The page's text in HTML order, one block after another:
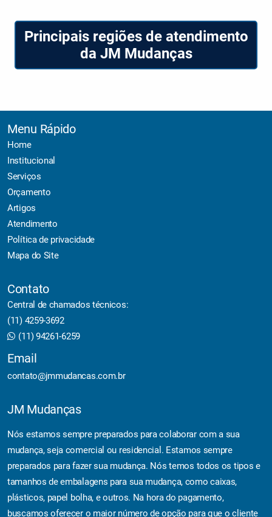
Principais regiões de atendimento
da JM Mudanças
Menu Rápido
Home
Institucional
Serviços
Orçamento
Artigos
Atendimento
Política de privacidade
Mapa do Site
Contato
Central de chamados técnicos:
(11) 4259-3692
(11) 94261-6259
Email
contato@jmmudancas.com.br
JM Mudanças
Nós estamos sempre preparados para colaborar com a sua
mudança, seja comercial ou residencial. Estamos sempre
preparados para fazer sua mudança. Nós temos todos os tipos e
tamanhos de embalagens para sua mudança, como caixas,
plásticos, papel bolha, e outros. Na hora do pagamento,
buscamos oferecer o maior número de opção para que o cliente